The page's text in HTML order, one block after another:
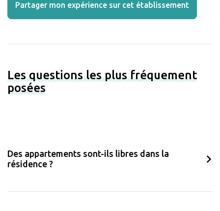
Partager mon expérience sur cet établissement
Les questions les plus fréquement
posées
Des appartements sont-ils libres dans la
résidence ?